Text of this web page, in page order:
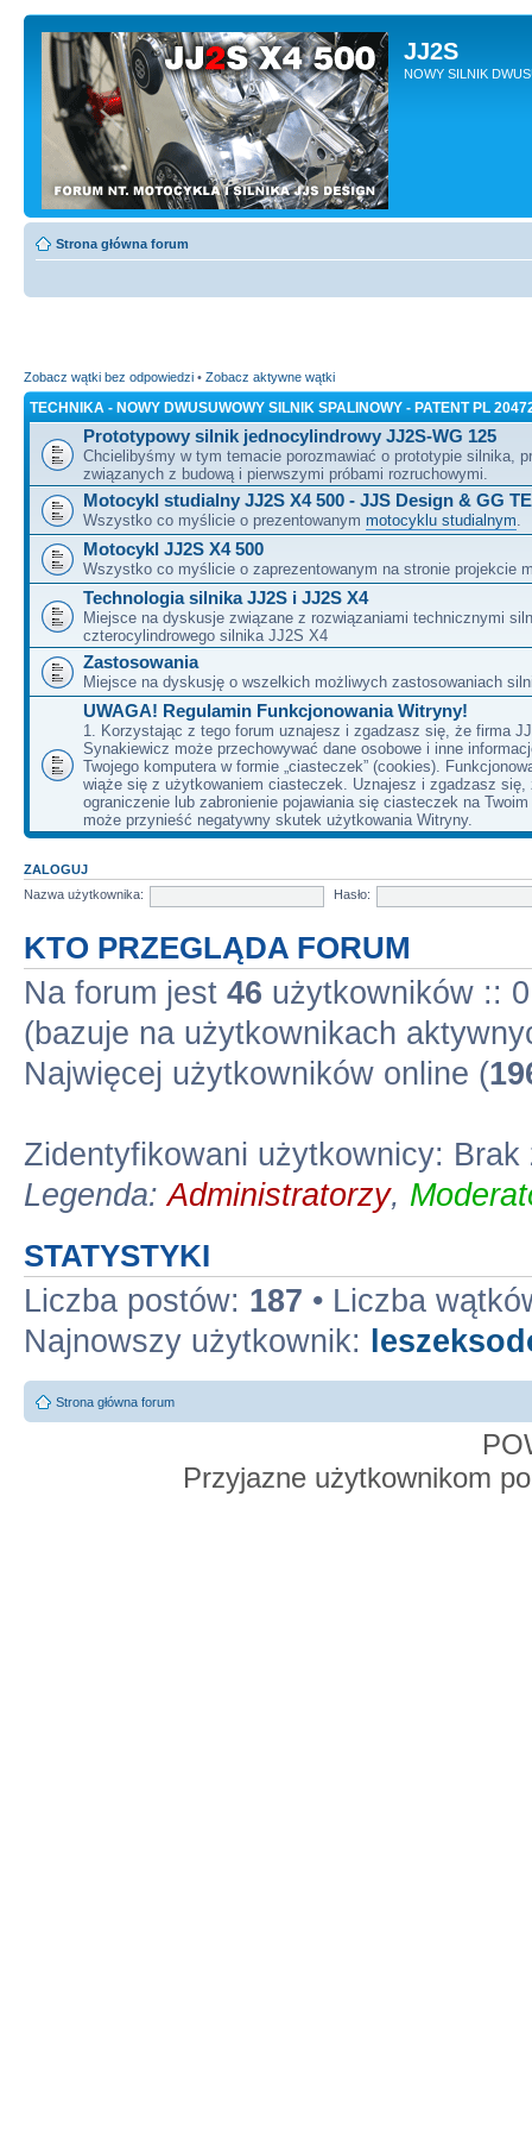
JJ2S
NOWY SILNIK
Strona główna forum
Zobacz wątki bez odpowiedzi • Zobacz aktywne wątki
TECHNIKA - NOWY DWUSUWOWY SILNIK SPALINOWY - PATENT PL
Prototypowy silnik jednocylindrowy JJ2S-WG 125
Chcielibyśmy w tym temacie porozmawiać o prototypie silnika,
związanych z budową i pierwszymi próbami rozruchowymi.
Motocykl studialny JJ2S X4 500 - JJS Design & GG
Wszystko co myślicie o prezentowanym motocyklu studialnym
Motocykl JJ2S X4 500
Wszystko co myślicie o zaprezentowanym na stronie projekcie
Technologia silnika JJ2S i JJ2S X4
Miejsce na dyskusje związane z rozwiązaniami technicznymi
czterocylindrowego silnika JJ2S X4
Zastosowania
Miejsce na dyskusję o wszelkich możliwych zastosowaniach
UWAGA! Regulamin Funkcjonowania Witryny!
1. Korzystając z tego forum uznajesz i zgadzasz się, że firma
Synakiewicz może przechowywać dane osobowe i inne
Twojego komputera w formie „ciasteczek” (cookies).
wiąże się z użytkowaniem ciasteczek. Uznajesz i zgadzasz się,
ograniczenie lub zabronienie pojawiania się ciasteczek na
może przynieść negatywny skutek użytkowania Witryny.
ZALOGUJ
Nazwa użytkownika:
Hasło:
KTO PRZEGLĄDA FORUM
Na forum jest 46 użytkowników ::
(bazuje na użytkownikach
Najwięcej użytkowników online (
Zidentyfikowani użytkownicy:
Legenda:Administratorzy,
STATYSTYKI
Liczba postów: 187 • Liczba
Najnowszy użytkownik:
Strona główna forum
Przyjazne użytkownikom